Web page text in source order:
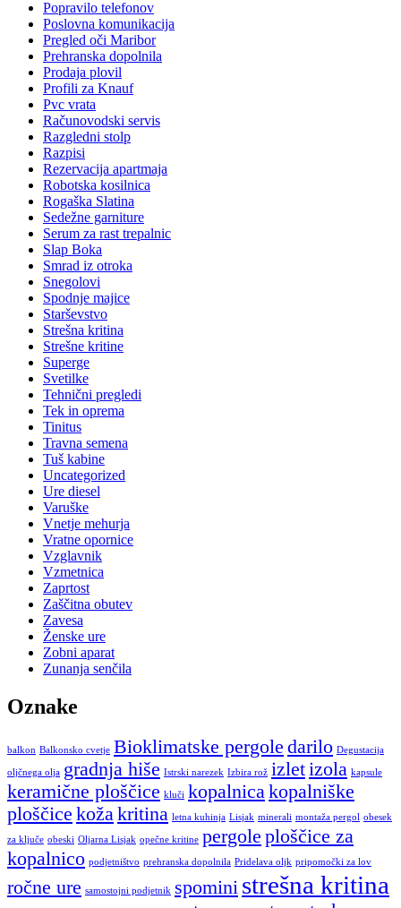
Popravilo telefonov
Poslovna komunikacija
Pregled oči Maribor
Prehranska dopolnila
Prodaja plovil
Profili za Knauf
Pvc vrata
Računovodski servis
Razgledni stolp
Razpisi
Rezervacija apartmaja
Robotska kosilnica
Rogaška Slatina
Sedežne garniture
Serum za rast trepalnic
Slap Boka
Smrad iz otroka
Snegolovi
Spodnje majice
Starševstvo
Strešna kritina
Strešne kritine
Superge
Svetilke
Tehnični pregledi
Tek in oprema
Tinitus
Travna semena
Tuš kabine
Uncategorized
Ure diesel
Varuške
Vnetje mehurja
Vratne opornice
Vzglavnik
Vzmetnica
Zaprtost
Zaščitna obutev
Zavesa
Ženske ure
Zobni aparat
Zunanja senčila
Oznake
balkon Balkonsko cvetje Bioklimatske pergole darilo Degustacija
oljčnega olja gradnja hiše Istrski narezek Izbira rož izletizola kapsule
keramične ploščice kluči kopalnicakopalniške
ploščice kožakritina letna kuhinja Lisjak minerali montaža pergol obesek
za ključe obeski Oljarna Lisjak opečne kritine pergole ploščice za
kopalnico podjetništvo prehranska dopolnila Pridelava oljk pripomočki za lov
ročne ure samostojni podjetnik spomini strešna kritina